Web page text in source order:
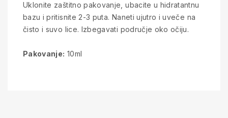
Uklonite zaštitno pakovanje, ubacite u hidratantnu
bazu i pritisnite 2-3 puta. Naneti ujutro i uveče na
čisto i suvo lice. Izbegavati područje oko očiju.
Pakovanje: 10ml